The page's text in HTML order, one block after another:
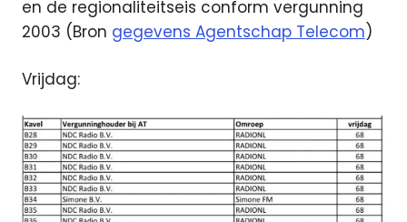
en de regionaliteitseis conform vergunning
2003 (Bron gegevens Agentschap Telecom)
Vrijdag: